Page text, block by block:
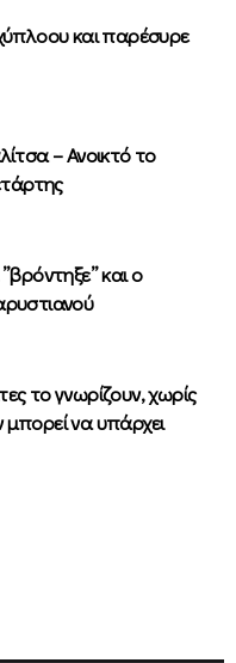
και παρέσυρε
– Ανοικτό το
και ο
το γνωρίζουν, χωρίς
να υπάρχει